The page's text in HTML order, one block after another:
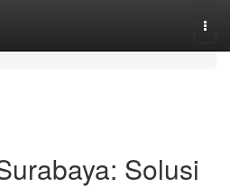
Solusi